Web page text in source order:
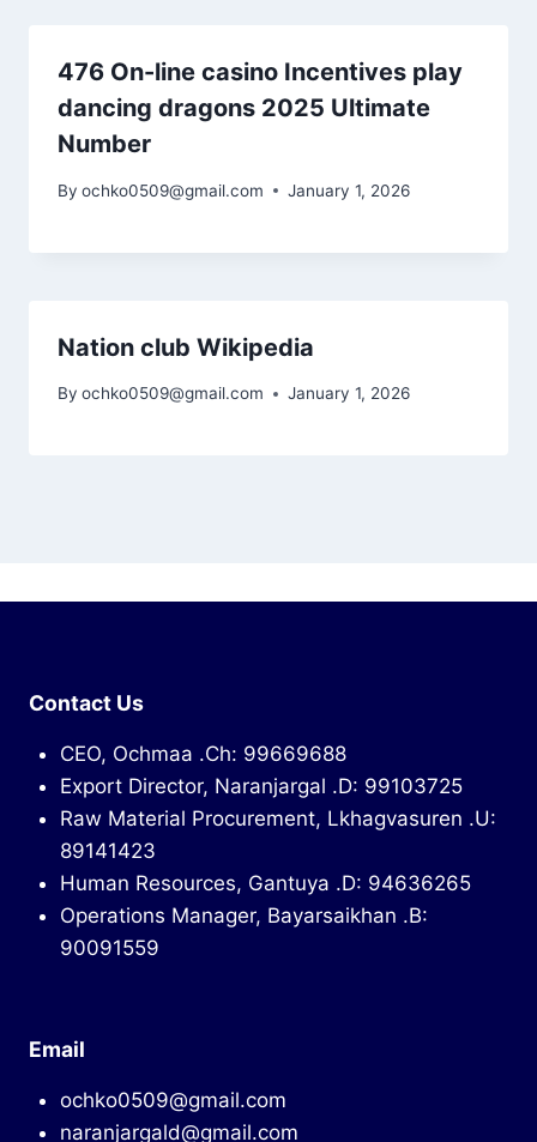
476 On-line casino Incentives play
dancing dragons 2025 Ultimate
Number
By ochko0509@gmail.com January 1, 2026
Nation club Wikipedia
By ochko0509@gmail.com January 1, 2026
Contact Us
CEO, Ochmaa .Ch: 99669688
Export Director, Naranjargal .D: 99103725
Raw Material Procurement, Lkhagvasuren .U:
89141423
Human Resources, Gantuya .D: 94636265
Operations Manager, Bayarsaikhan .B:
90091559
Email
ochko0509@gmail.com
naranjargald@gmail.com